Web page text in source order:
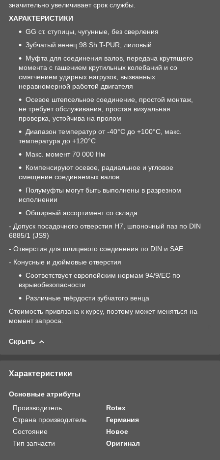
значительно увеличивает срок службы.
ХАРАКТЕРИСТИКИ
GG ст. ступицы, чугунные, без сверления
Зубчатый венец 98 Sh T-PUR, лиловый
Муфта для соединения валов, передача крутящего
момента с гашением крутильных колебаний и со
смягчением ударных нагрузок, вызванных
неравномерной работой двигателя
Осевое штепсельное соединение, простой монтаж,
не требует обслуживания, простая визуальная
проверка, устойчива на пролом
Диапазон температур от -40°C до +100°C, макс.
температура до +120°C
Макс. момент 70 000 Нм
Компенсируют осевое, радиальное и угловое
смещение соединяемых валов
Полумуфты могут быть выполнены в разрезном
исполнении
Обширный ассортимент со склада:
- Допуск посадочного отверстия H7, шпоночный паз по DIN
6885/1 (JS9)
- Отверстия для шлицевого соединения по DIN и SAE
- Конусные и дюймовые отверстия
Соответствует европейским нормам 94/9/ЕС по
взрывобезопасности
Различные твёрдости зубчатого венца
Стоимость привязана к курсу, поэтому может меняться на
момент запроса.
Скрыть
Характеристики
Основные атрибуты
Производитель
Rotex
Страна производитель
Германия
Состояние
Новое
Тип запчасти
Оригинал